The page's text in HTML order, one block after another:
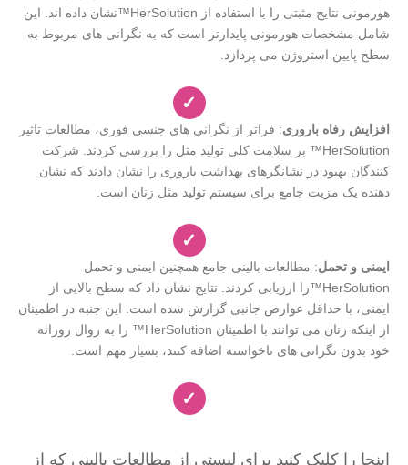
هورمونی نتایج مثبتی را با استفاده از HerSolution™نشان داده اند. این
شامل مشخصات هورمونی پایدارتر است که به نگرانی های مربوط به
سطح پایین استروژن می پردازد.
✓
افزایش رفاه باروری: فراتر از نگرانی های جنسی فوری، مطالعات تاثیر
HerSolution™ بر سلامت کلی تولید مثل را بررسی کردند. شرکت
کنندگان بهبود در نشانگرهای بهداشت باروری را نشان دادند که نشان
دهنده یک مزیت جامع برای سیستم تولید مثل زنان است.
✓
ایمنی و تحمل: مطالعات بالینی جامع همچنین ایمنی و تحمل
HerSolution™را ارزیابی کردند. نتایج نشان داد که سطح بالایی از
ایمنی، با حداقل عوارض جانبی گزارش شده است. این جنبه در اطمینان
از اینکه زنان می توانند با اطمینان HerSolution™ را به روال روزانه
خود بدون نگرانی های ناخواسته اضافه کنند، بسیار مهم است.
✓
اینجا را کلیک کنید برای لیستی از مطالعات بالینی که از